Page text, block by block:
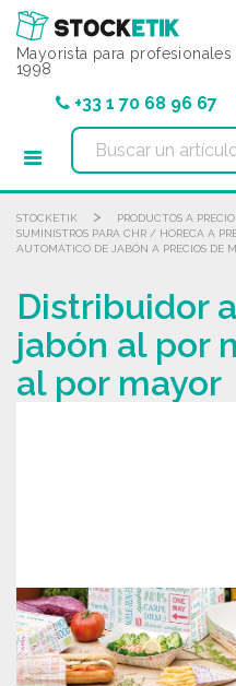
Mayorista para
1998
+33 1 70 68 96 67
STOCKETIK > PRODUCTOS A
SUMINISTROS PARA CHR / HORECA A
AUTOMÁTICO DE JABÓN A PRECIOS DE
Distribuidor
jabón al por
al por mayor
Panel de gestión de cookies